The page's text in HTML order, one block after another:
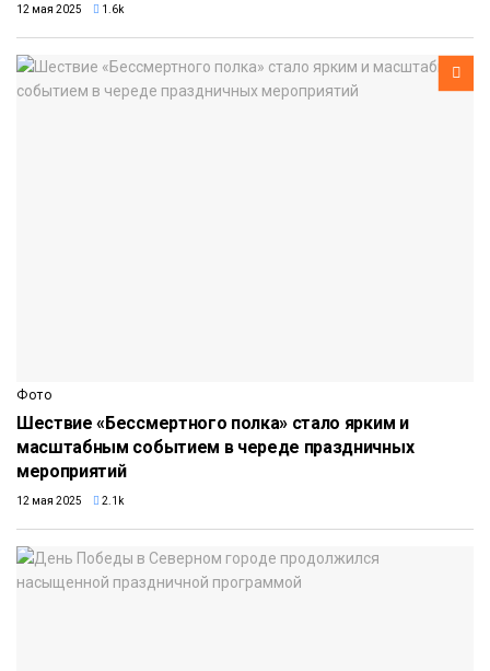
12 мая 2025 1.6k
Фото
Шествие «Бессмертного полка» стало ярким и
масштабным событием в череде праздничных
мероприятий
12 мая 2025 2.1k